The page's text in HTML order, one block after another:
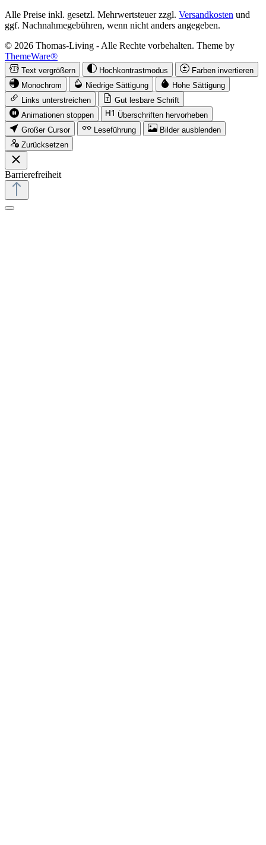
Alle Preise inkl. gesetzl. Mehrwertsteuer zzgl. Versandkosten und
ggf. Nachnahmegebühren, wenn nicht anders angegeben.
© 2026 Thomas-Living - Alle Rechte vorbehalten. Theme by
ThemeWare®
Text vergrößern Hochkontrastmodus
Farben invertieren
Monochrom
Niedrige Sättigung
Hohe Sättigung
Links unterstreichen
Gut lesbare Schrift
Animationen stoppen
Überschriften hervorheben
Großer Cursor
Leseführung
Bilder ausblenden
Zurücksetzen
Barrierefreiheit